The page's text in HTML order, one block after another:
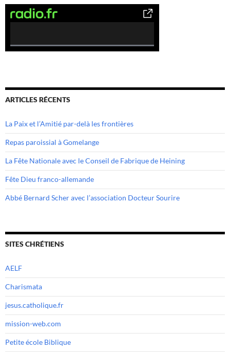
0
e
t
e
ARTICLES RÉCENTS
La Paix et l’Amitié par-delà les frontières
Repas paroissial à Gomelange
La Fête Nationale avec le Conseil de Fabrique de Heining
Fête Dieu franco-allemande
Abbé Bernard Scher avec l’association Docteur Sourire
SITES CHRÉTIENS
AELF
Charismata
jesus.catholique.fr
mission-web.com
Petite école Biblique